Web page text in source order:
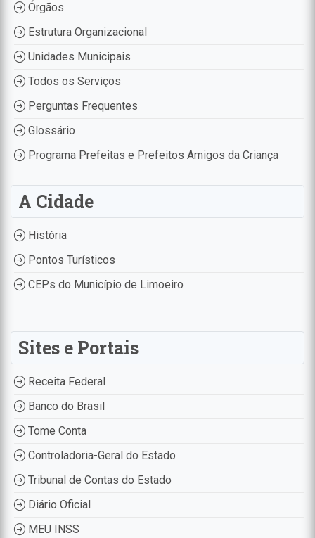
Órgãos
Estrutura Organizacional
Unidades Municipais
Todos os Serviços
Perguntas Frequentes
Glossário
Programa Prefeitas e Prefeitos Amigos da Criança
A Cidade
História
Pontos Turísticos
CEPs do Município de Limoeiro
Sites e Portais
Receita Federal
Banco do Brasil
Tome Conta
Controladoria-Geral do Estado
Tribunal de Contas do Estado
Diário Oficial
MEU INSS